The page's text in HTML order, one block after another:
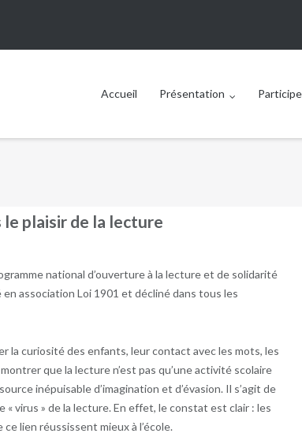
Accueil Présentation
plaisir de la lecture
national d’ouverture à la lecture et de solidarité
association Loi 1901 et décliné dans tous les
la curiosité des enfants, leur contact avec les mots, les
que la lecture n’est pas qu’une activité scolaire
inépuisable d’imagination et d’évasion. Il s’agit de
virus » de la lecture. En effet, le constat est clair : les
lien réussissent mieux à l’école.